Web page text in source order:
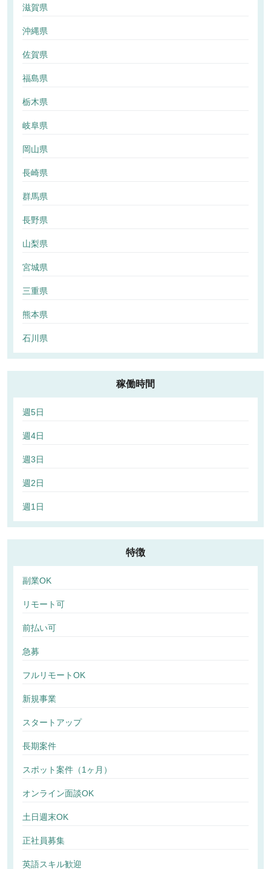
滋賀県
沖縄県
佐賀県
福島県
栃木県
岐阜県
岡山県
長崎県
群馬県
長野県
山梨県
宮城県
三重県
熊本県
石川県
稼働時間
週5日
週4日
週3日
週2日
週1日
特徴
副業OK
リモート可
前払い可
急募
フルリモートOK
新規事業
スタートアップ
長期案件
スポット案件（1ヶ月）
オンライン面談OK
土日週末OK
正社員募集
英語スキル歓迎